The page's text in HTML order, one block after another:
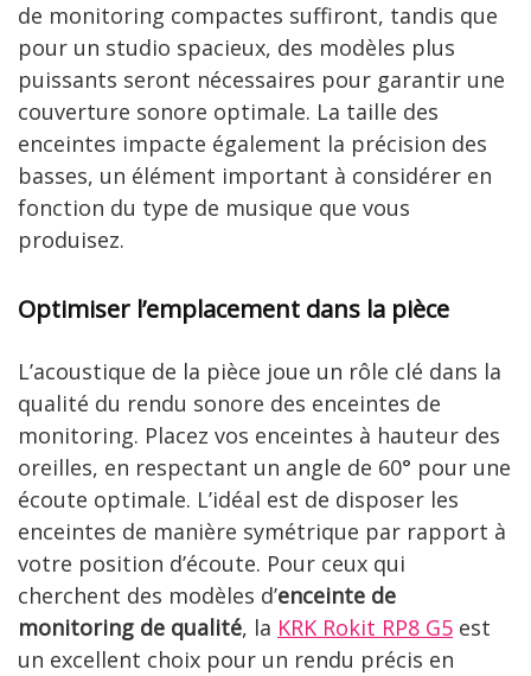
de monitoring compactes suffiront, tandis que
pour un studio spacieux, des modèles plus
puissants seront nécessaires pour garantir une
couverture sonore optimale. La taille des
enceintes impacte également la précision des
basses, un élément important à considérer en
fonction du type de musique que vous
produisez.
Optimiser l’emplacement dans la pièce
L’acoustique de la pièce joue un rôle clé dans la
qualité du rendu sonore des enceintes de
monitoring. Placez vos enceintes à hauteur des
oreilles, en respectant un angle de 60° pour une
écoute optimale. L’idéal est de disposer les
enceintes de manière symétrique par rapport à
votre position d’écoute. Pour ceux qui
cherchent des modèles d’enceinte de
monitoring de qualité, la KRK Rokit RP8 G5 est
un excellent choix pour un rendu précis en